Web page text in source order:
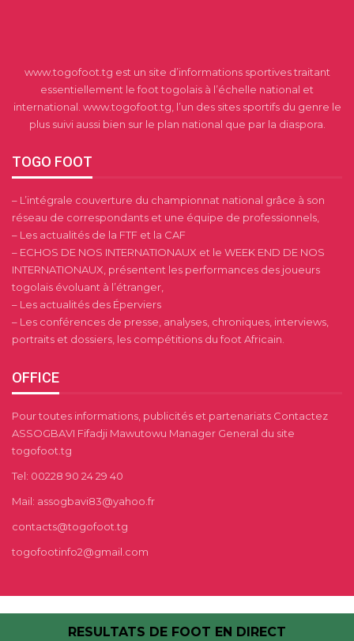
www.togofoot.tg est un site d’informations sportives traitant
essentiellement le foot togolais à l’échelle national et
international. www.togofoot.tg, l’un des sites sportifs du genre le
plus suivi aussi bien sur le plan national que par la diaspora.
TOGO FOOT
– L’intégrale couverture du championnat national grâce à son
réseau de correspondants et une équipe de professionnels,
– Les actualités de la FTF et la CAF
– ECHOS DE NOS INTERNATIONAUX et le WEEK END DE NOS
INTERNATIONAUX, présentent les performances des joueurs
togolais évoluant à l’étranger,
– Les actualités des Éperviers
– Les conférences de presse, analyses, chroniques, interviews,
portraits et dossiers, les compétitions du foot Africain.
OFFICE
Pour toutes informations, publicités et partenariats Contactez
ASSOGBAVI Fifadji Mawutowu Manager General du site
togofoot.tg
Tel: 00228 90 24 29 40
Mail: assogbavi83@yahoo.fr
contacts@togofoot.tg
togofootinfo2@gmail.com
RESULTATS DE FOOT EN DIRECT